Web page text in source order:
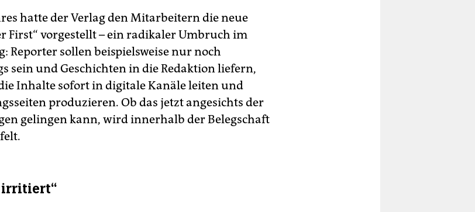
hatte der Verlag den Mitarbeitern die neue
First“ vorgestellt – ein radikaler Umbruch im
Reporter sollen beispielsweise nur noch
sein und Geschichten in die Redaktion liefern,
Inhalte sofort in digitale Kanäle leiten und
produzieren. Ob das jetzt angesichts der
gelingen kann, wird innerhalb der Belegschaft
irritiert“